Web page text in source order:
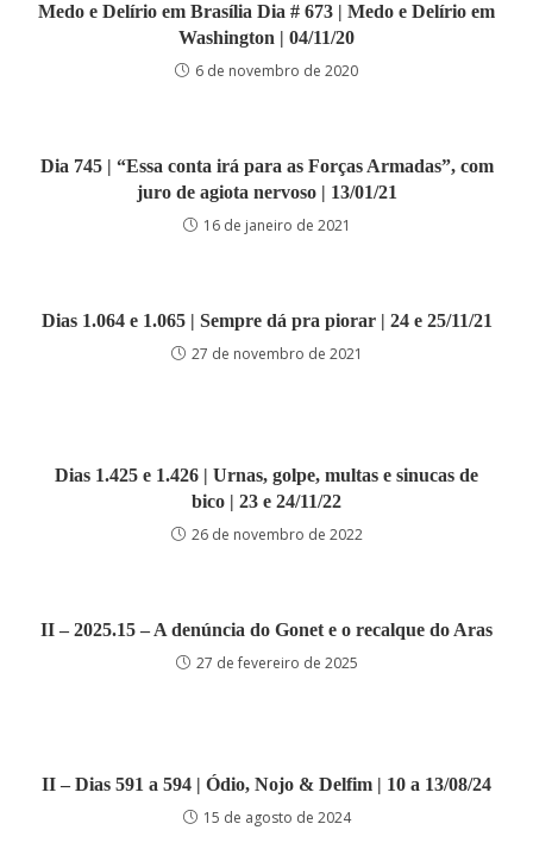
Medo e Delírio em Brasília Dia # 673 | Medo e Delírio em
Washington | 04/11/20
6 de novembro de 2020
Dia 745 | “Essa conta irá para as Forças Armadas”, com
juro de agiota nervoso | 13/01/21
16 de janeiro de 2021
Dias 1.064 e 1.065 | Sempre dá pra piorar | 24 e 25/11/21
27 de novembro de 2021
Dias 1.425 e 1.426 | Urnas, golpe, multas e sinucas de
bico | 23 e 24/11/22
26 de novembro de 2022
II – 2025.15 – A denúncia do Gonet e o recalque do Aras
27 de fevereiro de 2025
II – Dias 591 a 594 | Ódio, Nojo & Delfim | 10 a 13/08/24
15 de agosto de 2024